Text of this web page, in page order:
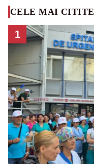
CELE MAI CITITE
1